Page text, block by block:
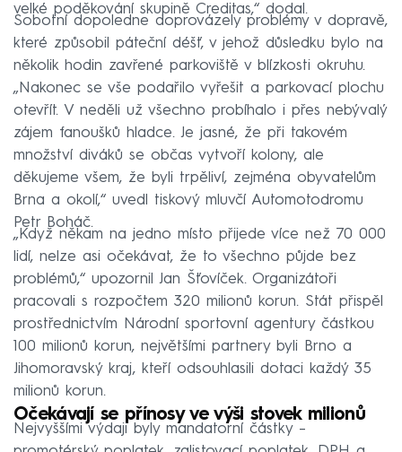
velké poděkování skupině Creditas,“ dodal.
Sobotní dopoledne doprovázely problémy v dopravě,
které způsobil páteční déšť, v jehož důsledku bylo na
několik hodin zavřené parkoviště v blízkosti okruhu.
„Nakonec se vše podařilo vyřešit a parkovací plochu
otevřít. V neděli už všechno probíhalo i přes nebývalý
zájem fanoušků hladce. Je jasné, že při takovém
množství diváků se občas vytvoří kolony, ale
děkujeme všem, že byli trpěliví, zejména obyvatelům
Brna a okolí,“ uvedl tiskový mluvčí Automotodromu
Petr Boháč.
„Když někam na jedno místo přijede více než 70 000
lidí, nelze asi očekávat, že to všechno půjde bez
problémů,“ upozornil Jan Šťovíček. Organizátoři
pracovali s rozpočtem 320 milionů korun. Stát přispěl
prostřednictvím Národní sportovní agentury částkou
100 milionů korun, největšími partnery byli Brno a
Jihomoravský kraj, kteří odsouhlasili dotaci každý 35
milionů korun.
Očekávají se přínosy ve výši stovek milionů
Nejvyššími výdaji byly mandatorní částky –